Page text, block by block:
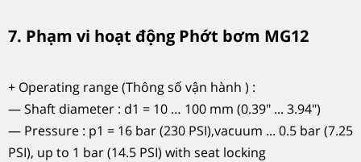
7. Phạm vi hoạt động Phớt bơm MG12
+ Operating range (Thông số vận hành ) :
— Shaft diameter : d1 = 10 … 100 mm (0.39" ... 3.94")
— Pressure : p1 = 16 bar (230 PSI),vacuum ... 0.5 bar (7.25
PSI), up to 1 bar (14.5 PSI) with seat locking